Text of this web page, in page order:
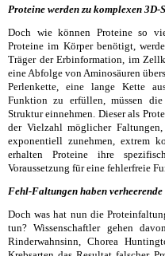
Proteine werden zu komplexen 3D-
Doch wie können Proteine so
Proteine im Körper benötigt,
Träger der Erbinformation, im
eine Abfolge von Aminosäuren
Perlenkette, eine lange Kette
Funktion zu erfüllen, müssen
Struktur einnehmen. Dieser als
der Vielzahl möglicher
exponentiell zunehmen, extrem
erhalten Proteine ihre
Voraussetzung für eine fehlerfreie
Fehl-Faltungen haben
Doch was hat nun die
tun? Wissenschaftler gehen
Rinderwahnsinn, Chorea